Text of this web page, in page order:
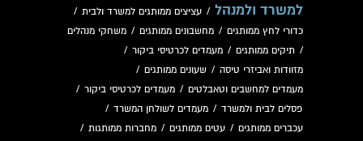
למשרד ולמנהל / עציצים ממותגים למשרד ולבית /
כדורי לחץ ממותגים / מחשבונים ממותגים / משחקי מנהלים
/ תיקים ממותגים / מעמדים לכרטיסי ביקור /
מזוודות ואביזרי טיסה / שעונים ממותגים /
מעמדים למחשבים וטאבלטים / מעמדים לכרטיסי ביקור /
פסלים לבית ולמשרד / מעמדים לשולחן המשרד /
עכברים ממותגים / עטים ממותגים / מחברות ממותגות /